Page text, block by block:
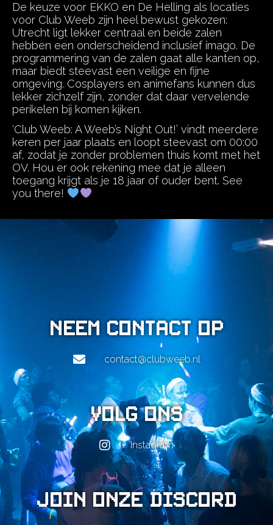
De keuze voor EKKO en De Helling als locaties
voor Club Weeb zijn heel bewust gekozen:
Utrecht ligt lekker centraal en beide zalen
hebben een onderscheidend inclusief imago. De
programmering van de zalen gaat alle kanten op,
maar biedt steevast een veilige en fijne
omgeving. Cosplayers en animefans kunnen dus
lekker zichzelf zijn, zonder dat daar vervelende
perikelen bij komen kijken.
‘Club Weeb: A Weeb’s Night Out!’ vindt meerdere
keren per jaar plaats en loopt steevast om 00:00
af, zodat je zonder problemen thuis komt met het
OV. Hou er ook rekening mee dat je alleen
toegang krijgt als je 18 jaar of ouder bent. See
you there!
Neem contact op
contact@clubweeb.nl
Volg ons
Instagram
Join onze Discord